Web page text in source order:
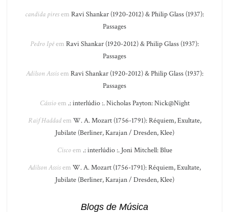
candida piresem Ravi Shankar (1920-2012) & Philip Glass (1937):
Passages
Pedro Ipêem Ravi Shankar (1920-2012) & Philip Glass (1937):
Passages
Adilson Assisem Ravi Shankar (1920-2012) & Philip Glass (1937):
Passages
Cássioem .: interlúdio :. Nicholas Payton: Nick@Night
Raif Haddadem W. A. Mozart (1756-1791): Réquiem, Exultate,
Jubilate (Berliner, Karajan / Dresden, Klee)
Ciscoem .: interlúdio :. Joni Mitchell: Blue
Adilson Assisem W. A. Mozart (1756-1791): Réquiem, Exultate,
Jubilate (Berliner, Karajan / Dresden, Klee)
Blogs de Música